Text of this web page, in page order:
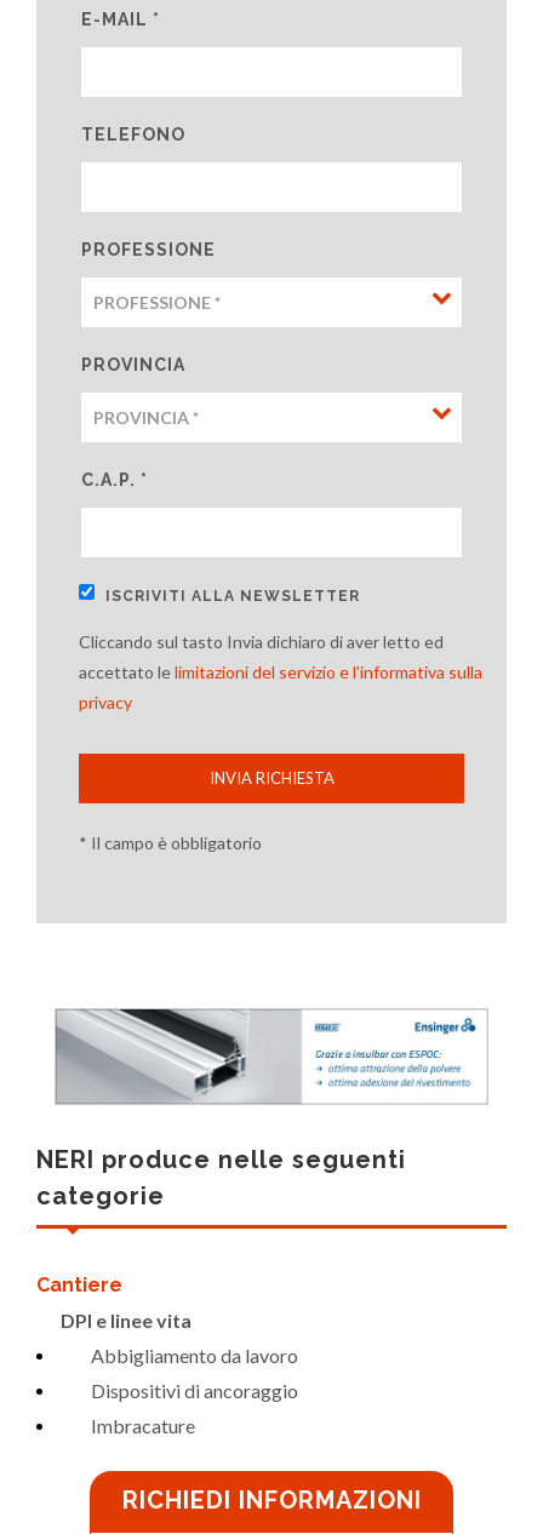
E-MAIL *
TELEFONO
PROFESSIONE
PROVINCIA
C.A.P. *
ISCRIVITI ALLA NEWSLETTER
Cliccando sul tasto Invia dichiaro di aver letto ed
accettato lelimitazioni del servizio e l'informativa sulla
privacy
INVIA RICHIESTA
* Il campo è obbligatorio
NERI produce nelle seguenti
categorie
Cantiere
DPI e linee vita
Abbigliamento da lavoro
Dispositivi di ancoraggio
Imbracature
RICHIEDI INFORMAZIONI